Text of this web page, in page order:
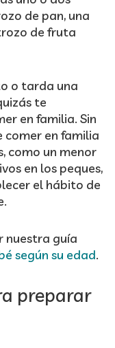
de pan, una
de fruta
o tarda una
te
en familia. Sin
comer en familia
como un menor
en los peques,
el hábito de
nuestra guía
según su edad.
preparar